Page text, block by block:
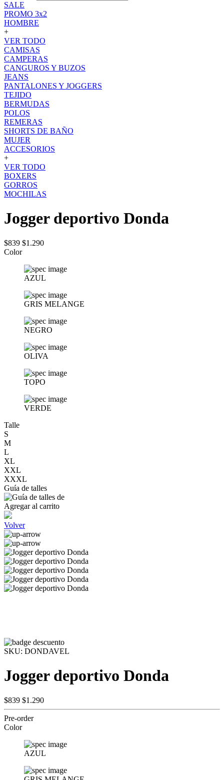
SALE
PROMO 3x2
HOMBRE
+
VER TODO
CAMISAS
CAMPERAS
CANGUROS Y BUZOS
JEANS
PANTALONES Y JOGGERS
TEJIDO
BERMUDAS
POLOS
REMERAS
SHORTS DE BAÑO
MUJER
ACCESORIOS
+
VER TODO
BOXERS
GORROS
MOCHILAS
Jogger deportivo Donda
$839 $1.290
Color
AZUL
GRIS MELANGE
NEGRO
OLIVA
TOPO
VERDE
Talle
S
M
L
XL
XXL
XXXL
Guía de talles
Agregar al carrito
Volver
SKU: DONDAVEL
Jogger deportivo Donda
$839 $1.290
Pre-order
Color
AZUL